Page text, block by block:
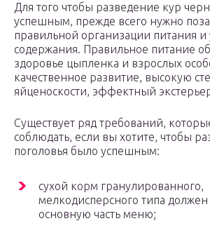
Для того чтобы разведение кур
успешным, прежде всего нужно
правильной организации питания и
содержания. Правильное питание
здоровье цыпленка и взрослых
качественное развитие, высокую
яйценоскости, эффектный
Существует ряд требований,
соблюдать, если вы хотите, чтобы
поголовья было успешным:
сухой корм гранулированного,
мелкодисперсного типа должен
основную часть меню;